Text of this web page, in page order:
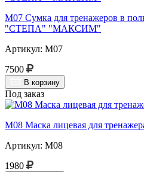
М07 Сумка для тренажеров в
"СТЕПА" "МАКСИМ"
Артикул: М07
7500
В корзину
Под заказ
М08 Маска лицевая для
Артикул: М08
1980